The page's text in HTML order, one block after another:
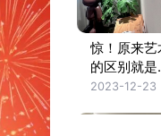
惊！原来
的区别就是
2023-12-23